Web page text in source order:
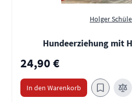
Holger
Hundeerziehung mit
24,90 €
In den Warenkorb